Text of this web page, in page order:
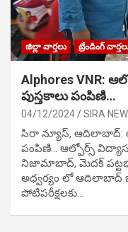
జిల్లా వార్తలు ట్రేండింగ్
Alphores VNR:
పుస్తకాలు పంపిణి…
04/12/2024 SIRA
సిరా న్యూస్, ఆదిలాబాద్:
పంపిణి… ఆల్ఫోర్స్
నిజామాబాద్, మెదక్
అధ్వర్యం లో ఆదిలాబాద్
పోటిప‌రీక్ష‌ల‌కు…